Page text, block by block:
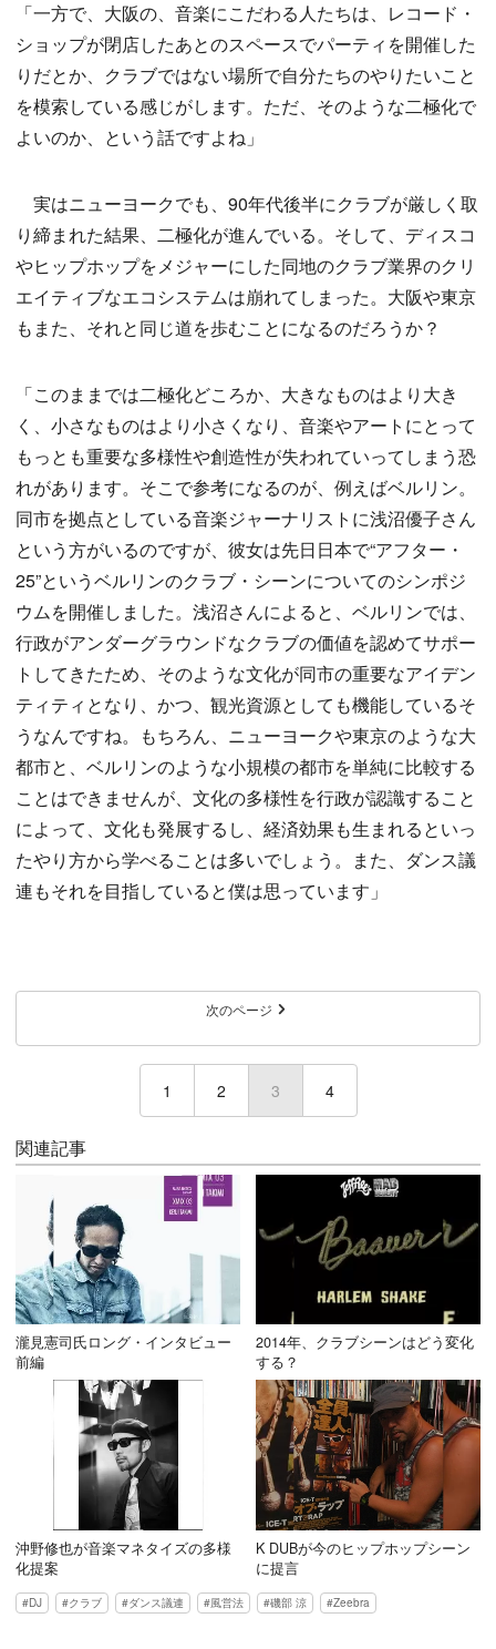
「一方で、大阪の、音楽にこだわる人たちは、レコード・
ショップが閉店したあとのスペースでパーティを開催した
りだとか、クラブではない場所で自分たちのやりたいこと
を模索している感じがします。ただ、そのような二極化で
よいのか、という話ですよね」
実はニューヨークでも、90年代後半にクラブが厳しく取
り締まれた結果、二極化が進んでいる。そして、ディスコ
やヒップホップをメジャーにした同地のクラブ業界のクリ
エイティブなエコシステムは崩れてしまった。大阪や東京
もまた、それと同じ道を歩むことになるのだろうか？
「このままでは二極化どころか、大きなものはより大き
く、小さなものはより小さくなり、音楽やアートにとって
もっとも重要な多様性や創造性が失われていってしまう恐
れがあります。そこで参考になるのが、例えばベルリン。
同市を拠点としている音楽ジャーナリストに浅沼優子さん
という方がいるのですが、彼女は先日日本で“アフター・
25”というベルリンのクラブ・シーンについてのシンポジ
ウムを開催しました。浅沼さんによると、ベルリンでは、
行政がアンダーグラウンドなクラブの価値を認めてサポー
トしてきたため、そのような文化が同市の重要なアイデン
ティティとなり、かつ、観光資源としても機能しているそ
うなんですね。もちろん、ニューヨークや東京のような大
都市と、ベルリンのような小規模の都市を単純に比較する
ことはできませんが、文化の多様性を行政が認識すること
によって、文化も発展するし、経済効果も生まれるといっ
たやり方から学べることは多いでしょう。また、ダンス議
連もそれを目指していると僕は思っています」
次のページ
1 2 3 (current)
4
関連記事
瀧見憲司氏ロング・インタビュー
前編
2014年、クラブシーンはどう変化
する？
沖野修也が音楽マネタイズの多様
化提案
K DUBが今のヒップホップシーン
に提言
DJ クラブ ダンス議連 風営法 磯部 涼 Zeebra